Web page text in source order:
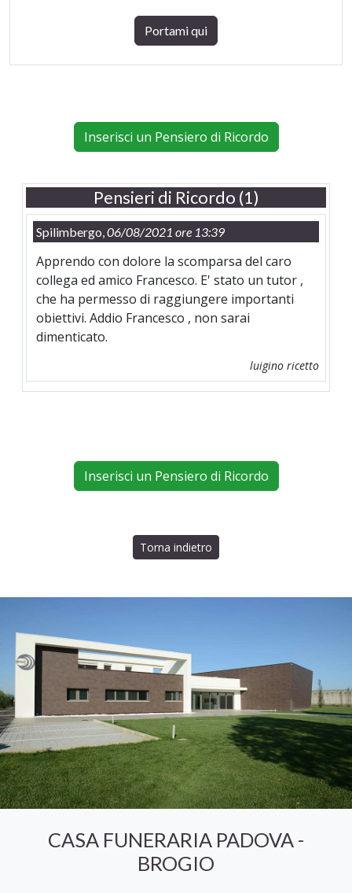
Portami qui
Inserisci un Pensiero di Ricordo
Pensieri di Ricordo (1)
Spilimbergo,06/08/2021 ore 13:39
Apprendo con dolore la scomparsa del caro
collega ed amico Francesco. E' stato un tutor ,
che ha permesso di raggiungere importanti
obiettivi. Addio Francesco , non sarai
dimenticato.
luigino ricetto
Inserisci un Pensiero di Ricordo
Torna indietro
CASA FUNERARIA PADOVA -
BROGIO